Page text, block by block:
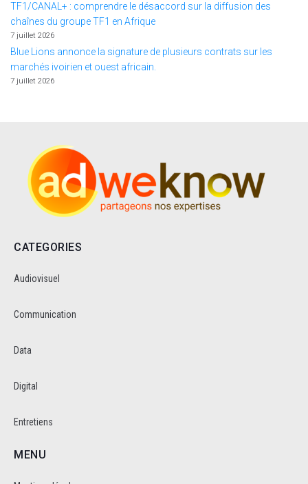
TF1/CANAL+ : comprendre le désaccord sur la diffusion des
chaînes du groupe TF1 en Afrique
7 juillet 2026
Blue Lions annonce la signature de plusieurs contrats sur les
marchés ivoirien et ouest africain.
7 juillet 2026
CATEGORIES
Audiovisuel
Communication
Data
Digital
Entretiens
MENU